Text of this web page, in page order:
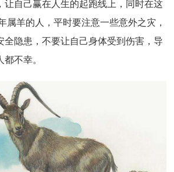
让自己赢在人生的起跑线上，同时在这
属羊的人，平时要注意一些意外之灾，
全隐患，不要让自己身体受到伤害，导
不幸。